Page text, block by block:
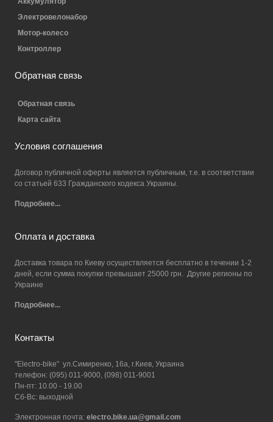
Электровелонабор
Мотор-колесо
Контроллер
Обратная связь
Обратная связь
Карта сайта
Условия соглашения
Договор публичной оферты является публичным, т.е. в соответствии
со статьей 633 Гражданского кодекса Украины.
Подробнее...
Оплата и доставка
Доставка товара по Киеву осуществляется бесплатно в течении 1-2
дней, если сумма покупки превышает 25000 грн. Другие регионы по
Украине
Подробнее...
Контакты
"Electro-bike" ул.Симиренко, 16а, г.Киев, Украина
телефон: (095) 011-9000, (098) 011-9001
Пн-пт: 10.00 - 19.00
Сб-Вс: выходной
Электронная почта: electro.bike.ua@gmail.com